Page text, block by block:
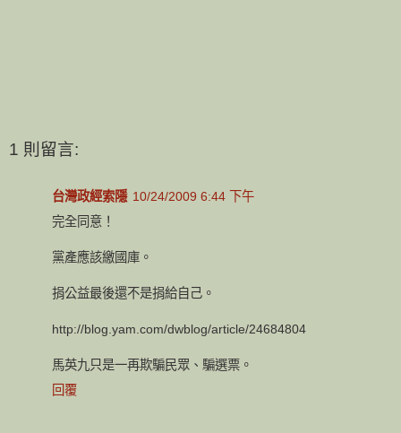
1 則留言:
台灣政經索隱 10/24/2009 6:44 下午
完全同意！
黨產應該繳國庫。
捐公益最後還不是捐給自己。
http://blog.yam.com/dwblog/article/24684804
馬英九只是一再欺騙民眾、騙選票。
回覆